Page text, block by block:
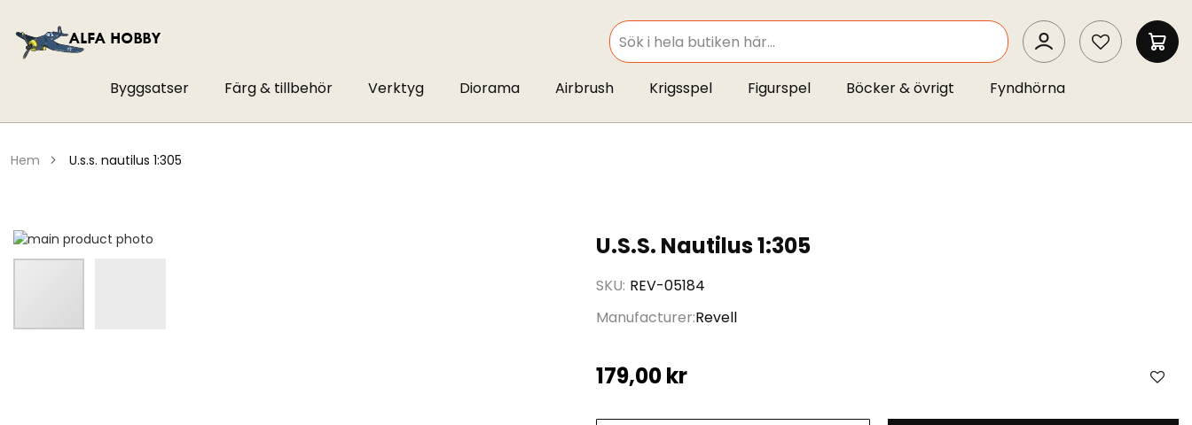
SEARCH
SEARCH
MIN
Byggsatser Färg & tillbehör Verktyg Diorama Airbrush Krigsspel Figurspel Böcker & övrigt Fyndhörna
hem u.s.s. nautilus 1:305
U.S.S. Nautilus 1:305
SKU REV-05184
Manufacturer Revell
179,00 kr
Hoppa
till